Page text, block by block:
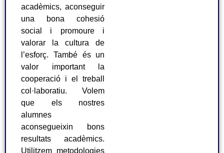
acadèmics, aconseguir
una bona cohesió
social i promoure i
valorar la cultura de
l’esforç. També és un
valor important la
cooperació i el treball
col·laboratiu. Volem
que els nostres
alumnes
aconsegueixin bons
resultats acadèmics.
Utilitzem metodologies